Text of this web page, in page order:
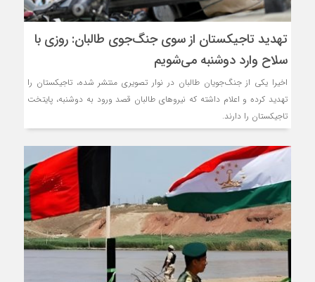
تهدید تاجیکستان از سوی جنگ‌جوی طالبان: روزی با
سلاح وارد دوشنبه می‌شویم
اخیرا یکی از جنگ‌جویان طالبان در نوار تصویری منتشر شده، تاجیکستان را
تهدید کرده و اعلام داشته که نیروهای طالبان قصد ورود به دوشنبه، پایتخت
تاجیکستان را دارند.